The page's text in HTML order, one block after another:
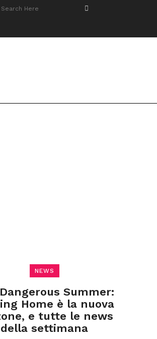
NEWS
Summer:
Home è la nuova
e tutte le news
della settimana